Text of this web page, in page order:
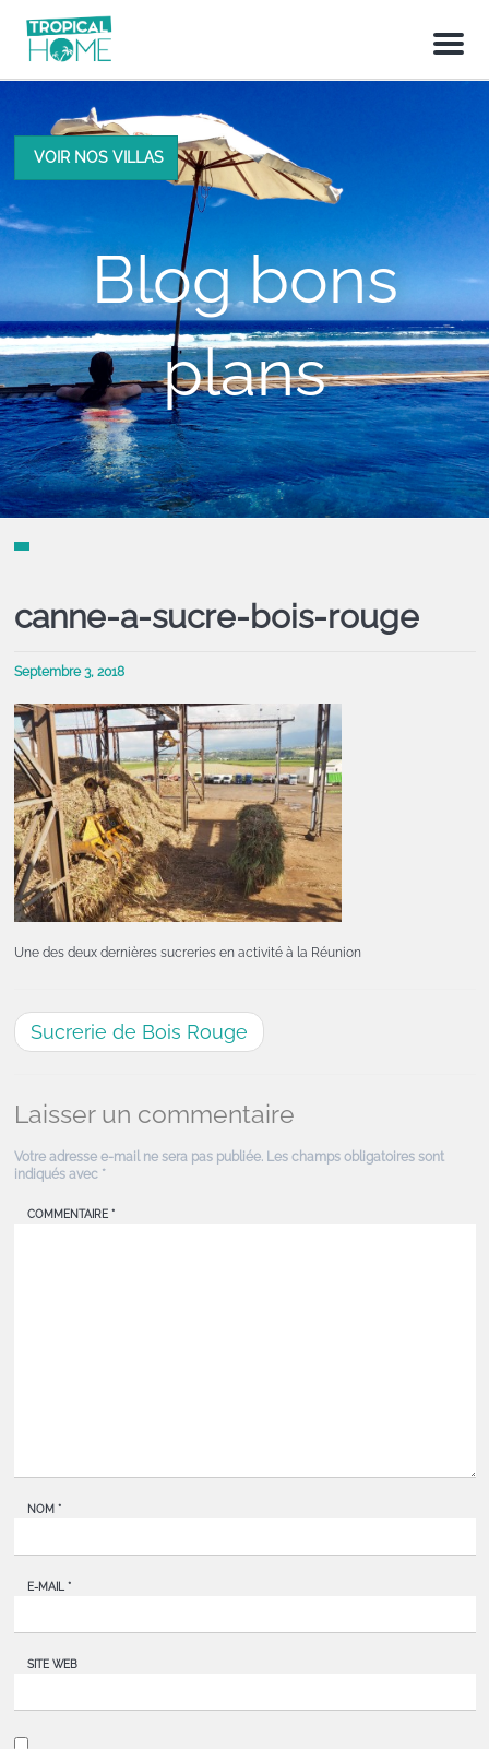
M
n
VOIR NOS VILLAS
Blog bons
plans
canne-a-sucre-bois-rouge
Septembre 3, 2018
Une des deux dernières sucreries en activité à la Réunion
Sucrerie de Bois Rouge
Laisser un commentaire
Votre adresse e-mail ne sera pas publiée. Les champs obligatoires sont
indiqués avec *
COMMENTAIRE *
NOM *
E-MAIL *
SITE WEB